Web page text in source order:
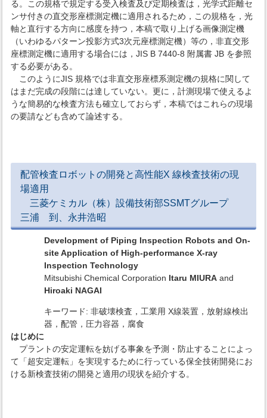
る。この規格で規定する受入検査及び定期検査は，光学式距離セ
ンサ付きの直交形座標測定機に適用されるため，この規格を，光
軸と直行する方向に感度を持つ，本稿で取り上げる画像測定機
（いわゆるパターン投影方式3次元座標測定機）等の，非直交形
座標測定機に適用する場合には，JIS B 7440-8 附属書 JB を参照
する必要がある。
このようにJIS 規格では非直交形座標系測定機の規格に関して
はまだ完成の段階には達していない。更に，計測現場で使えるよ
うな簡易的な検査方法も確立しておらず，本稿ではこれらの現場
の要請なども含めて論述する。
配管検査ロボットの開発と高性能X 線検査技術の現
場適用
三菱ケミカル（株）設備技術部SSMTグループ
三浦 到、永井浩昭
Development of Piping Inspection Robots and On-
site Application of High-performance X-ray
Inspection Technology
Mitsubishi Chemical Corporation Itaru MIURAand
Hiroaki NAGAI
キーワード: 非破壊検査，工業用 X線装置，放射線検出
器，配管，圧力容器，腐食
はじめに
プラントの安定運転を妨げる事象を予測・防止することによっ
て「超安定運転」を実現するために行っている保全技術開発にお
ける新検査技術の開発と適用の現状を紹介する。